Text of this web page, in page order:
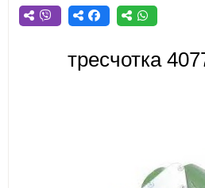
ТРАНСМИСИЯ
ШАСИ
ФИЛТРИ
ограничено количество
Посочените на сайта
тресчотка